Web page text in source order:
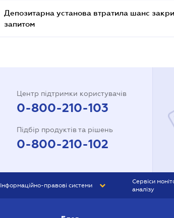
Депозитарна установа втратила шанс
запитом
Центр підтримки користувачів
0-800-210-103
Підбір продуктів та рішень
0-800-210-102
Інформаційно-правові системи
Сервіси
аналізу